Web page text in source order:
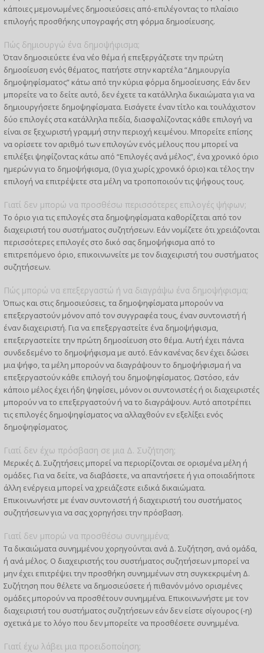
κάποιες μεμονωμένες δημοσιεύσεις από-επιλέγοντας το πλαίσιο
επιλογής προσθήκης υπογραφής στη φόρμα δημοσίευσης.
Πώς δημιουργώ ένα δημοψήφισμα;
Όταν δημοσιεύετε ένα νέο θέμα ή επεξεργάζεστε την πρώτη
δημοσίευση ενός θέματος, πατήστε στην καρτέλα “Δημιουργία
δημοψηφίσματος” κάτω από την κύρια φόρμα δημοσίευσης. Εάν δεν
μπορείτε να το δείτε αυτό, δεν έχετε τα κατάλληλα δικαιώματα για να
δημιουργήσετε δημοψηφίσματα. Εισάγετε έναν τίτλο και τουλάχιστον
δύο επιλογές στα κατάλληλα πεδία, διασφαλίζοντας κάθε επιλογή να
είναι σε ξεχωριστή γραμμή στην περιοχή κειμένου. Μπορείτε επίσης
να ορίσετε τον αριθμό των επιλογών ενός μέλους που μπορεί να
επιλέξει ψηφίζοντας κάτω από “Επιλογές ανά μέλος”, ένα χρονικό όριο
ημερών για το δημοψήφισμα, (0 για χωρίς χρονικό όριο) και τέλος την
επιλογή να επιτρέψετε στα μέλη να τροποποιούν τις ψήφους τους.
Γιατί δεν μπορώ να προσθέσω περισσότερες επιλογές ψήφων;
Το όριο για τις επιλογές στα δημοψηφίσματα καθορίζεται από τον
διαχειριστή του συστήματος συζητήσεων. Εάν νομίζετε ότι χρειάζονται
περισσότερες επιλογές στο δικό σας δημοψήφισμα από το
επιτρεπόμενο όριο, επικοινωνείτε με τον διαχειριστή του συστήματος
συζητήσεων.
Πώς μπορώ να επεξεργαστώ ή να διαγράψω ένα δημοψήφισμα;
Όπως και στις δημοσιεύσεις, τα δημοψηφίσματα μπορούν να
επεξεργαστούν μόνον από τον συγγραφέα τους, έναν συντονιστή ή
έναν διαχειριστή. Για να επεξεργαστείτε ένα δημοψήφισμα,
επεξεργαστείτε την πρώτη δημοσίευση στο θέμα. Αυτή έχει πάντα
συνδεδεμένο το δημοψήφισμα με αυτό. Εάν κανένας δεν έχει δώσει
μια ψήφο, τα μέλη μπορούν να διαγράψουν το δημοψήφισμα ή να
επεξεργαστούν κάθε επιλογή του δημοψηφίσματος. Ωστόσο, εάν
κάποιο μέλος έχει ήδη ψηφίσει, μόνον οι συντονιστές ή οι διαχειριστές
μπορούν να το επεξεργαστούν ή να το διαγράψουν. Αυτό αποτρέπει
τις επιλογές δημοψηφίσματος να αλλαχθούν εν εξελίξει ενός
δημοψηφίσματος.
Γιατί δεν έχω πρόσβαση σε μια Δ. Συζήτηση;
Μερικές Δ. Συζητήσεις μπορεί να περιορίζονται σε ορισμένα μέλη ή
ομάδες. Για να δείτε, να διαβάσετε, να απαντήσετε ή για οποιαδήποτε
άλλη ενέργεια μπορεί να χρειάζεστε ειδικά δικαιώματα.
Επικοινωνήστε με έναν συντονιστή ή διαχειριστή του συστήματος
συζητήσεων για να σας χορηγήσει την πρόσβαση.
Γιατί δεν μπορώ να προσθέσω συνημμένα;
Τα δικαιώματα συνημμένου χορηγούνται ανά Δ. Συζήτηση, ανά ομάδα,
ή ανά μέλος. Ο διαχειριστής του συστήματος συζητήσεων μπορεί να
μην έχει επιτρέψει την προσθήκη συνημμένων στη συγκεκριμένη Δ.
Συζήτηση που θέλετε να δημοσιεύσετε ή πιθανόν μόνο ορισμένες
ομάδες μπορούν να προσθέτουν συνημμένα. Επικοινωνήστε με τον
διαχειριστή του συστήματος συζητήσεων εάν δεν είστε σίγουρος (-η)
σχετικά με το λόγο που δεν μπορείτε να προσθέσετε συνημμένα.
Γιατί έχω λάβει μια προειδοποίηση;